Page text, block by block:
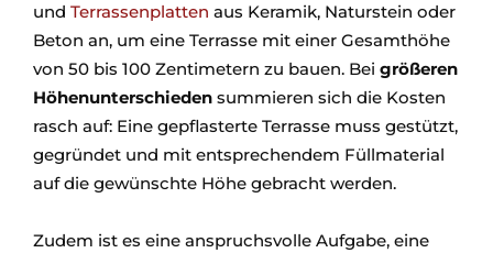
und Terrassenplatten aus Keramik, Naturstein oder
Beton an, um eine Terrasse mit einer Gesamthöhe
von 50 bis 100 Zentimetern zu bauen. Bei größeren
Höhenunterschieden summieren sich die Kosten
rasch auf: Eine gepflasterte Terrasse muss gestützt,
gegründet und mit entsprechendem Füllmaterial
auf die gewünschte Höhe gebracht werden.
Zudem ist es eine anspruchsvolle Aufgabe, eine